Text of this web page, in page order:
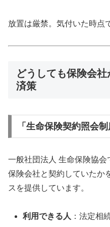
放置は厳禁。気付いた時点
どうしても保険会
済策
「生命保険契約照会
一般社団法人 生命保険協
保険会社と契約していたか
スを提供しています。
利用できる人 ：法定相